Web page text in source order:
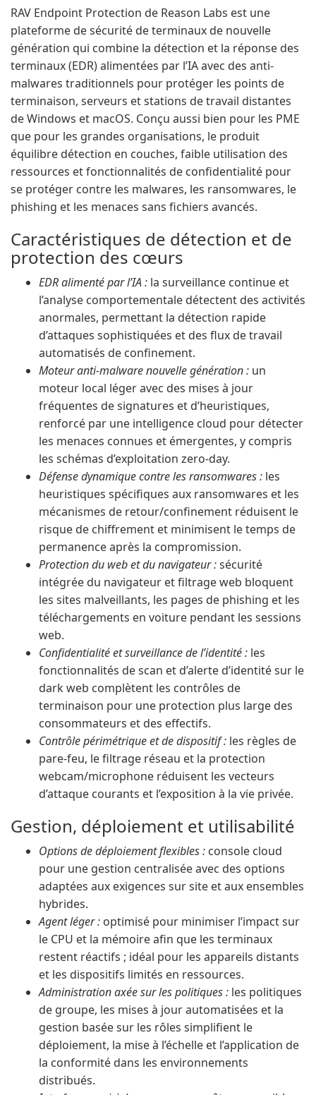
RAV Endpoint Protection de Reason Labs est une
plateforme de sécurité de terminaux de nouvelle
génération qui combine la détection et la réponse des
terminaux (EDR) alimentées par l’IA avec des anti-
malwares traditionnels pour protéger les points de
terminaison, serveurs et stations de travail distantes
de Windows et macOS. Conçu aussi bien pour les PME
que pour les grandes organisations, le produit
équilibre détection en couches, faible utilisation des
ressources et fonctionnalités de confidentialité pour
se protéger contre les malwares, les ransomwares, le
phishing et les menaces sans fichiers avancés.
Caractéristiques de détection et de
protection des cœurs
EDR alimenté par l’IA : la surveillance continue et
l’analyse comportementale détectent des activités
anormales, permettant la détection rapide
d’attaques sophistiquées et des flux de travail
automatisés de confinement.
Moteur anti-malware nouvelle génération : un
moteur local léger avec des mises à jour
fréquentes de signatures et d’heuristiques,
renforcé par une intelligence cloud pour détecter
les menaces connues et émergentes, y compris
les schémas d’exploitation zero-day.
Défense dynamique contre les ransomwares : les
heuristiques spécifiques aux ransomwares et les
mécanismes de retour/confinement réduisent le
risque de chiffrement et minimisent le temps de
permanence après la compromission.
Protection du web et du navigateur :sécurité
intégrée du navigateur et filtrage web bloquent
les sites malveillants, les pages de phishing et les
téléchargements en voiture pendant les sessions
web.
Confidentialité et surveillance de l’identité : les
fonctionnalités de scan et d’alerte d’identité sur le
dark web complètent les contrôles de
terminaison pour une protection plus large des
consommateurs et des effectifs.
Contrôle périmétrique et de dispositif : les règles de
pare-feu, le filtrage réseau et la protection
webcam/microphone réduisent les vecteurs
d’attaque courants et l’exposition à la vie privée.
Gestion, déploiement et utilisabilité
Options de déploiement flexibles : console cloud
pour une gestion centralisée avec des options
adaptées aux exigences sur site et aux ensembles
hybrides.
Agent léger : optimisé pour minimiser l’impact sur
le CPU et la mémoire afin que les terminaux
restent réactifs ; idéal pour les appareils distants
et les dispositifs limités en ressources.
Administration axée sur les politiques : les politiques
de groupe, les mises à jour automatisées et la
gestion basée sur les rôles simplifient le
déploiement, la mise à l’échelle et l’application de
la conformité dans les environnements
distribués.